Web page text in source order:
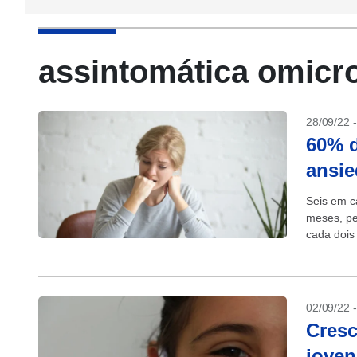
assintomática
28/09/22
60%
Seis em
meses,
cada
02/09/22